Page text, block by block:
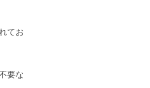
てお
要な